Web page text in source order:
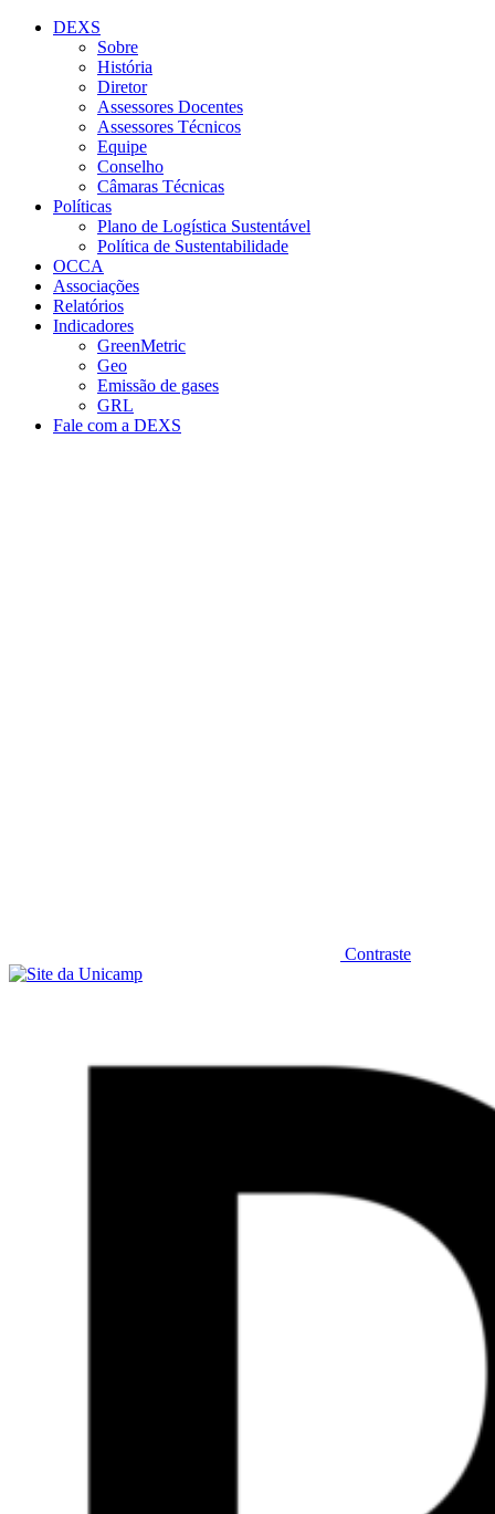
Conteúdo principal
DEXS
Sobre
História
Diretor
Assessores Docentes
Assessores Técnicos
Equipe
Conselho
Câmaras Técnicas
Políticas
Plano de Logística Sustentável
Política de Sustentabilidade
OCCA
Associações
Relatórios
Indicadores
GreenMetric
Geo
Emissão de gases
GRL
Fale com a DEXS
Contraste